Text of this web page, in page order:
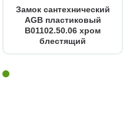
Замок сантехнический
AGB пластиковый
B01102.50.06 хром
блестящий